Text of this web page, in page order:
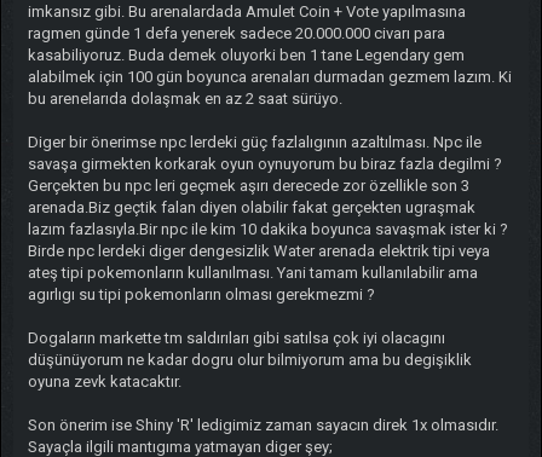
imkansız gibi. Bu arenalardada Amulet Coin + Vote yapılmasına
ragmen günde 1 defa yenerek sadece 20.000.000 civarı para
kasabiliyoruz. Buda demek oluyorki ben 1 tane Legendary gem
alabilmek için 100 gün boyunca arenaları durmadan gezmem lazım. Ki
bu arenelarıda dolaşmak en az 2 saat sürüyo.
Diger bir önerimse npc lerdeki güç fazlalıgının azaltılması. Npc ile
savaşa girmekten korkarak oyun oynuyorum bu biraz fazla degilmi ?
Gerçekten bu npc leri geçmek aşırı derecede zor özellikle son 3
arenada.Biz geçtik falan diyen olabilir fakat gerçekten ugraşmak
lazım fazlasıyla.Bir npc ile kim 10 dakika boyunca savaşmak ister ki ?
Birde npc lerdeki diger dengesizlik Water arenada elektrik tipi veya
ateş tipi pokemonların kullanılması. Yani tamam kullanılabilir ama
agırlıgı su tipi pokemonların olması gerekmezmi ?
Dogaların markette tm saldırıları gibi satılsa çok iyi olacagını
düşünüyorum ne kadar dogru olur bilmiyorum ama bu degişiklik
oyuna zevk katacaktır.
Son önerim ise Shiny 'R' ledigimiz zaman sayacın direk 1x olmasıdır.
Sayaçla ilgili mantıgıma yatmayan diger şey;